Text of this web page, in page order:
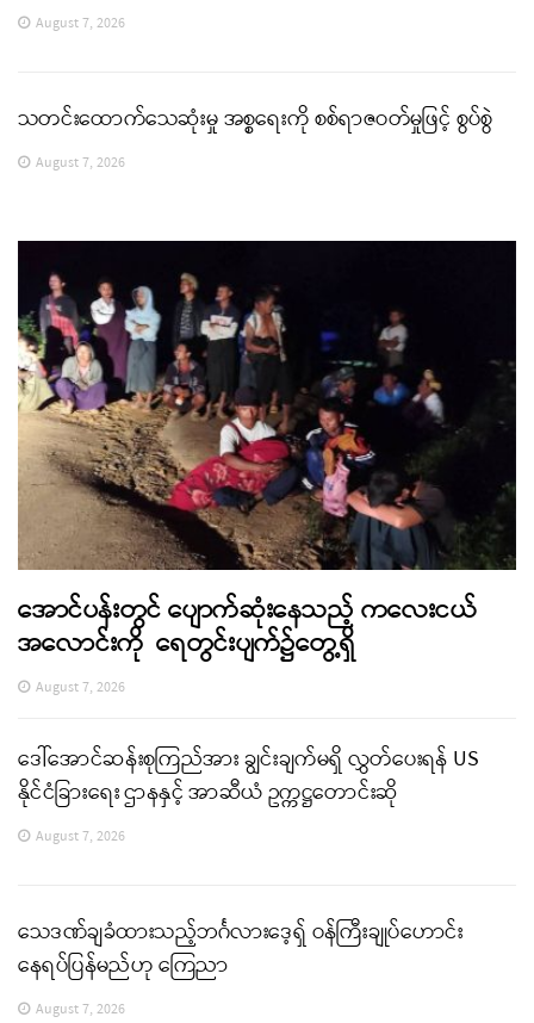
August 7, 2026
သတင်းထောက်သေဆုံးမှု အစ္စရေးကို စစ်ရာဇဝတ်မှုဖြင့် စွပ်စွဲ
August 7, 2026
အောင်ပန်းတွင် ပျောက်ဆုံးနေသည့် ကလေးငယ်
အလောင်းကို ရေတွင်းပျက်၌တွေ့ရှိ
August 7, 2026
ဒေါ်အောင်ဆန်းစုကြည်အား ချွင်းချက်မရှိ လွှတ်ပေးရန် US
နိုင်ငံခြားရေး ဌာနနှင့် အာဆီယံ ဥက္ကဋ္ဌတောင်းဆို
August 7, 2026
သေဒဏ်ချခံထားသည့်ဘင်္ဂလားဒေ့ရှ် ဝန်ကြီးချုပ်ဟောင်း
နေရပ်ပြန်မည်ဟု ကြေညာ
August 7, 2026